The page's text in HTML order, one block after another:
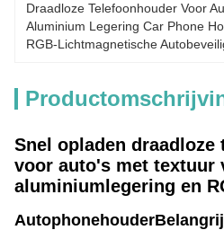
Draadloze Telefoonhouder Voor
Aluminium Legering Car Phone
RGB-Lichtmagnetische
Snel opladen draadloze
voor auto's met textuur
aluminiumlegering en
Autophonehouder